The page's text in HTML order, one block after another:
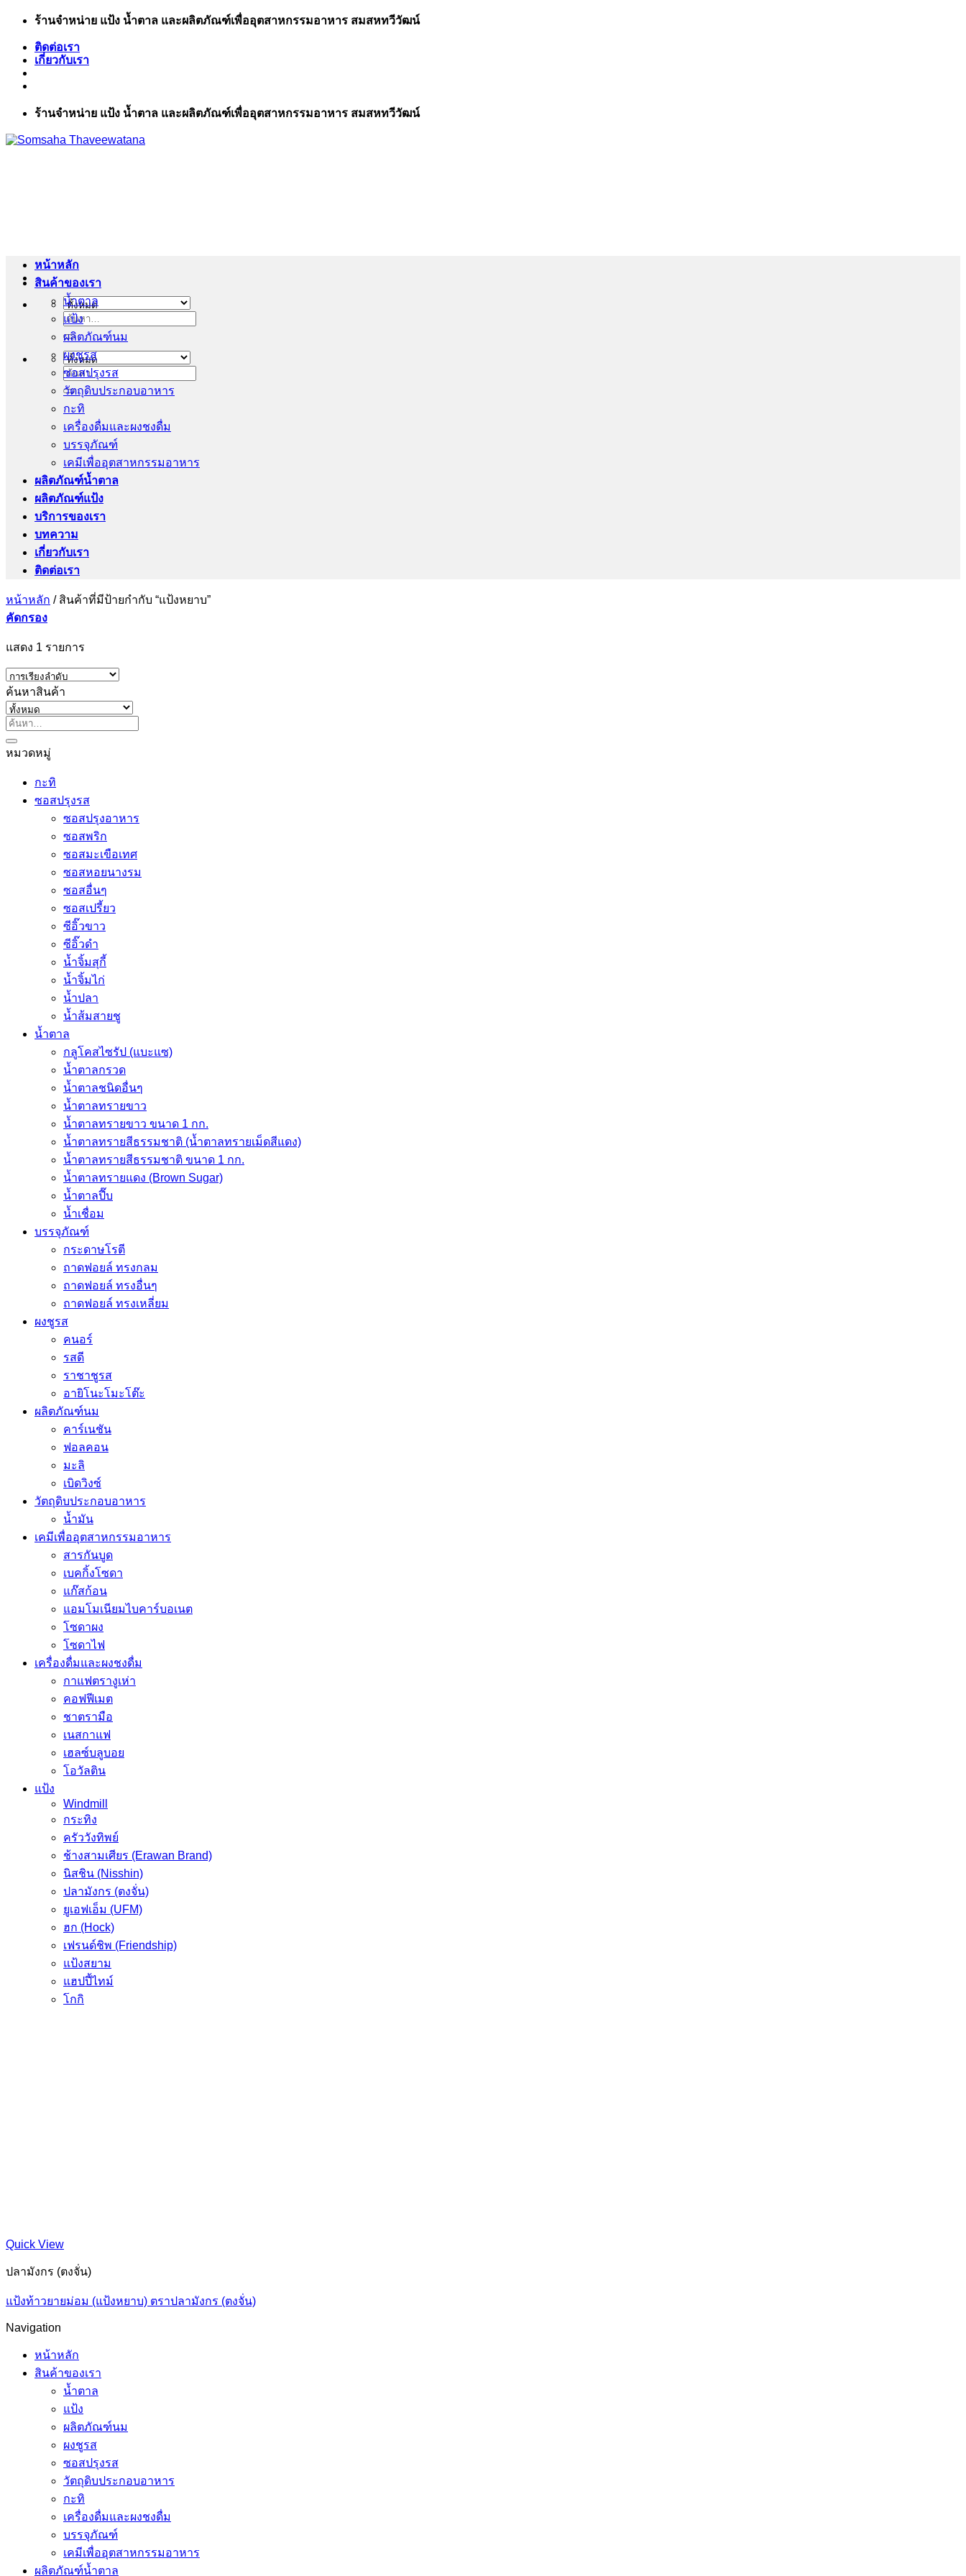
ข้าม
เนื้อหา
ร้านจำหน่าย แป้ง น้ำตาล และผลิตภัณฑ์เพื่ออุตสาหกรรมอาหาร สมสหทวีวัฒน์
ติดต่อเรา
เกี่ยวกับเรา
ร้านจำหน่าย แป้ง น้ำตาล และผลิตภัณฑ์เพื่ออุตสาหกรรมอาหาร สมสหทวีวัฒน์
ค้นหา:
ค้นหา:
หน้าหลัก
สินค้าของเรา
น้ำตาล
แป้ง
ผลิตภัณฑ์นม
ผงชูรส
ซอสปรุงรส
วัตถุดิบประกอบอาหาร
กะทิ
เครื่องดื่มและผงชงดื่ม
บรรจุภัณฑ์
เคมีเพื่ออุตสาหกรรมอาหาร
ผลิตภัณฑ์น้ำตาล
ผลิตภัณฑ์แป้ง
บริการของเรา
บทความ
เกี่ยวกับเรา
ติดต่อเรา
หน้าหลัก /สินค้าที่มีป้ายกำกับ “แป้งหยาบ”
คัดกรอง
แสดง 1 รายการ
ค้นหาสินค้า
ค้นหา:
หมวดหมู่
กะทิ
ซอสปรุงรส
ซอสปรุงอาหาร
ซอสพริก
ซอสมะเขือเทศ
ซอสหอยนางรม
ซอสอื่นๆ
ซอสเปรี้ยว
ซีอิ๊วขาว
ซีอิ๊วดำ
น้ำจิ้มสุกี้
น้ำจิ้มไก่
น้ำปลา
น้ำส้มสายชู
น้ำตาล
กลูโคสไซรัป (แบะแซ)
น้ำตาลกรวด
น้ำตาลชนิดอื่นๆ
น้ำตาลทรายขาว
น้ำตาลทรายขาว ขนาด 1 กก.
น้ำตาลทรายสีธรรมชาติ (น้ำตาลทรายเม็ดสีแดง)
น้ำตาลทรายสีธรรมชาติ ขนาด 1 กก.
น้ำตาลทรายแดง (Brown Sugar)
น้ำตาลปี๊บ
น้ำเชื่อม
บรรจุภัณฑ์
กระดาษโรตี
ถาดฟอยล์ ทรงกลม
ถาดฟอยล์ ทรงอื่นๆ
ถาดฟอยล์ ทรงเหลี่ยม
ผงชูรส
คนอร์
รสดี
ราชาชูรส
อายิโนะโมะโต๊ะ
ผลิตภัณฑ์นม
คาร์เนชัน
ฟอลคอน
มะลิ
เบิดวิงซ์
วัตถุดิบประกอบอาหาร
น้ำมัน
เคมีเพื่ออุตสาหกรรมอาหาร
สารกันบูด
เบคกิ้งโซดา
แก๊สก้อน
แอมโมเนียมไบคาร์บอเนต
โซดาผง
โซดาไฟ
เครื่องดื่มและผงชงดื่ม
กาแฟตรางูเห่า
คอฟฟีเมต
ชาตรามือ
เนสกาแฟ
เฮลซ์บลูบอย
โอวัลติน
แป้ง
Windmill
กระทิง
ครัววังทิพย์
ช้างสามเศียร (Erawan Brand)
นิสชิน (Nisshin)
ปลามังกร (ตงจั่น)
ยูเอฟเอ็ม (UFM)
ฮก (Hock)
เฟรนด์ชิพ (Friendship)
แป้งสยาม
แฮปปี้ไทม์
โกกิ
Quick View
ปลามังกร (ตงจั่น)
แป้งท้าวยายม่อม (แป้งหยาบ) ตราปลามังกร (ตงจั่น)
Navigation
หน้าหลัก
สินค้าของเรา
น้ำตาล
แป้ง
ผลิตภัณฑ์นม
ผงชูรส
ซอสปรุงรส
วัตถุดิบประกอบอาหาร
กะทิ
เครื่องดื่มและผงชงดื่ม
บรรจุภัณฑ์
เคมีเพื่ออุตสาหกรรมอาหาร
ผลิตภัณฑ์น้ำตาล